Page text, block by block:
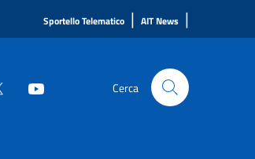
Sportello Telematico | AIT News |
Cerca